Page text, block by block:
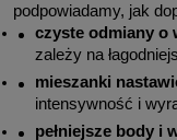
podpowiadamy, jak
czyste odmiany o
zależy na
mieszanki
intensywność i
pełniejsze body i